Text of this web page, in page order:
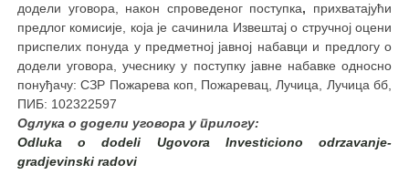
додели уговора, након спроведеног поступка, прихватајући
предлог комисије, која је сачинила Извештај о стручној оцени
приспелих понуда у предметној јавној набавци и предлогу о
додели уговора, учеснику у поступку јавне набавке односно
понуђачу: СЗР Пожарева коп, Пожаревац, Лучица, Лучица бб,
ПИБ: 102322597
Одлука о додели уговора у прилогу:
Odluka o dodeli Ugovora Investiciono odrzavanje-
gradjevinski radovi